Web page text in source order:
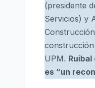
(presidente
Servicios) y
UPM.
es “un